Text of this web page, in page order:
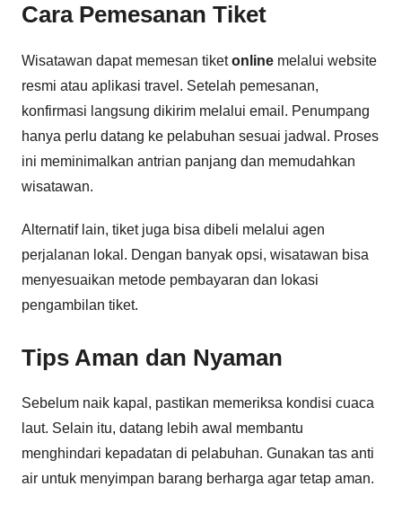
Cara Pemesanan Tiket
Wisatawan dapat memesan tiketonline melalui website
resmi atau aplikasi travel. Setelah pemesanan,
konfirmasi langsung dikirim melalui email. Penumpang
hanya perlu datang ke pelabuhan sesuai jadwal. Proses
ini meminimalkan antrian panjang dan memudahkan
wisatawan.
Alternatif lain, tiket juga bisa dibeli melalui agen
perjalanan lokal. Dengan banyak opsi, wisatawan bisa
menyesuaikan metode pembayaran dan lokasi
pengambilan tiket.
Tips Aman dan Nyaman
Sebelum naik kapal, pastikan memeriksa kondisi cuaca
laut. Selain itu, datang lebih awal membantu
menghindari kepadatan di pelabuhan. Gunakan tas anti
air untuk menyimpan barang berharga agar tetap aman.